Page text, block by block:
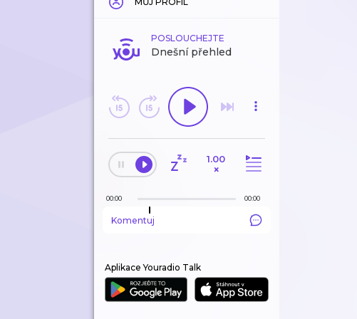
POSLOUCHEJTE
Dnešní přehled
1.00
×
00:00 00:00
Komentuj
Aplikace Youradio Talk